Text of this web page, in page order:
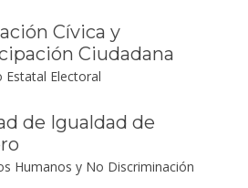
Cívica y
Ciudadana
Estatal Electoral
de Igualdad de
Humanos y No Discriminación